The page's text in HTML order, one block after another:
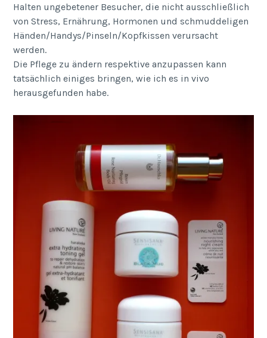
Halten ungebetener Besucher, die nicht ausschließlich
von Stress, Ernährung, Hormonen und schmuddeligen
Händen/Handys/Pinseln/Kopfkissen verursacht
werden.
Die Pflege zu ändern respektive anzupassen kann
tatsächlich einiges bringen, wie ich es in vivo
herausgefunden habe.